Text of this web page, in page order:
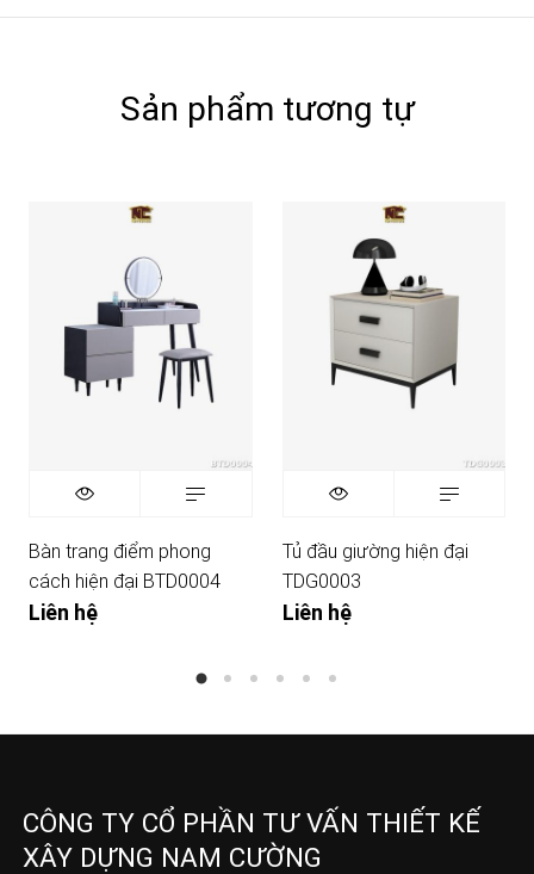
Sản phẩm tương tự
Bàn trang điểm phong
cách hiện đại BTD0004
Liên hệ
Tủ đầu giường hiện đại
TDG0003
Liên hệ
CÔNG TY CỔ PHẦN TƯ VẤN THIẾT KẾ
XÂY DỰNG NAM CƯỜNG